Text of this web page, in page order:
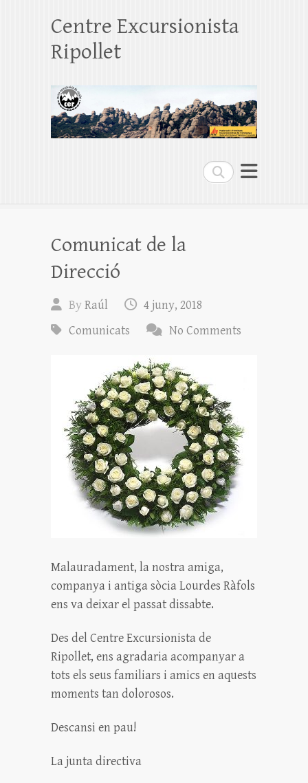
Search
Centre Excursionista
Ripollet
Comunicat de la
Direcció
ByRaúl
4 juny, 2018
Comunicats
No Comments
Malauradament, la nostra amiga,
companya i antiga sòcia Lourdes Ràfols
ens va deixar el passat dissabte.
Des del Centre Excursionista de
Ripollet, ens agradaria acompanyara
tots els seus familiars i amics en aquests
moments tan dolorosos.
Descansi en pau!
La junta directiva